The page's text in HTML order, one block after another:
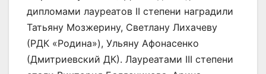
дипломами лауреатов II степени наградили
Татьяну Мозжерину, Светлану Лихачеву
(РДК «Родина»), Ульяну Афонасенко
(Дмитриевский ДК). Лауреатами III степени